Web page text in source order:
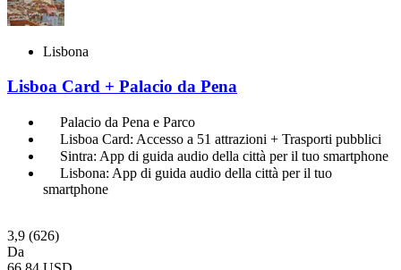
Lisbona
Lisboa Card + Palacio da Pena
Palacio da Pena e Parco
Lisboa Card: Accesso a 51 attrazioni + Trasporti pubblici
Sintra: App di guida audio della città per il tuo smartphone
Lisbona: App di guida audio della città per il tuo
smartphone
3,9 (626)
Da